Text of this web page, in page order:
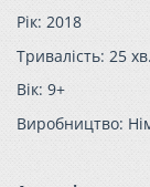
Рік: 2018
Тривалість: 25 хв.
Вік: 9+
Виробництво: